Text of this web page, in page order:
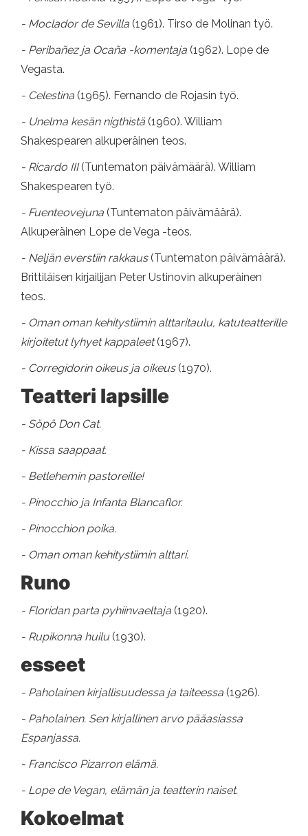
- Moclador de Sevilla (1961). Tirso de Molinan työ.
- Peribañez ja Ocaña -komentaja (1962). Lope de
Vegasta.
- Celestina (1965). Fernando de Rojasin työ.
- Unelma kesän nigthistä (1960). William
Shakespearen alkuperäinen teos.
- Ricardo III(Tuntematon päivämäärä). William
Shakespearen työ.
- Fuenteovejuna (Tuntematon päivämäärä).
Alkuperäinen Lope de Vega -teos.
- Neljän everstiin rakkaus (Tuntematon päivämäärä).
Brittiläisen kirjailijan Peter Ustinovin alkuperäinen
teos.
- Oman oman kehitystiimin alttaritaulu, katuteatterille
kirjoitetut lyhyet kappaleet(1967).
- Corregidorin oikeus ja oikeus (1970).
Teatteri lapsille
- Söpö Don Cat.
- Kissa saappaat.
- Betlehemin pastoreille!
- Pinocchio ja Infanta Blancaflor.
- Pinocchion poika.
- Oman oman kehitystiimin alttari.
Runo
- Floridan parta pyhiinvaeltaja (1920).
- Rupikonna huilu (1930).
esseet
- Paholainen kirjallisuudessa ja taiteessa (1926).
- Paholainen. Sen kirjallinen arvo pääasiassa
Espanjassa.
- Francisco Pizarron elämä.
- Lope de Vegan, elämän ja teatterin naiset.
Kokoelmat